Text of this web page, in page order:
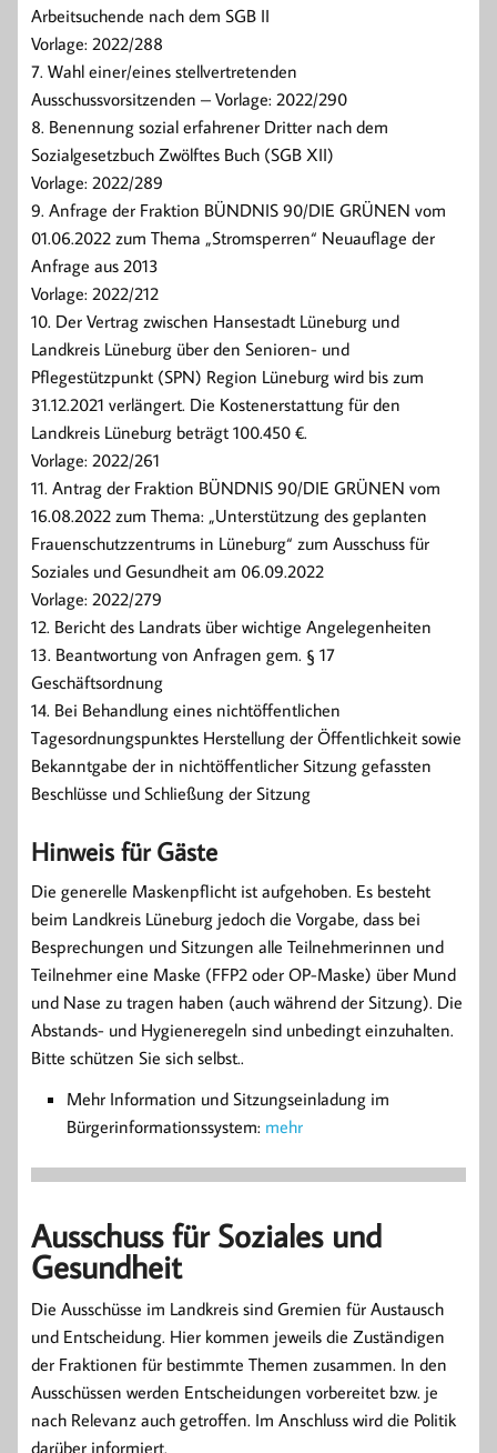
Arbeitsuchende nach dem SGB II
Vorlage: 2022/288
7. Wahl einer/eines stellvertretenden
Ausschussvorsitzenden – Vorlage: 2022/290
8. Benennung sozial erfahrener Dritter nach dem
Sozialgesetzbuch Zwölftes Buch (SGB XII)
Vorlage: 2022/289
9. Anfrage der Fraktion BÜNDNIS 90/DIE GRÜNEN vom
01.06.2022 zum Thema „Stromsperren“ Neuauflage der
Anfrage aus 2013
Vorlage: 2022/212
10. Der Vertrag zwischen Hansestadt Lüneburg und
Landkreis Lüneburg über den Senioren- und
Pflegestützpunkt (SPN) Region Lüneburg wird bis zum
31.12.2021 verlängert. Die Kostenerstattung für den
Landkreis Lüneburg beträgt 100.450 €.
Vorlage: 2022/261
11. Antrag der Fraktion BÜNDNIS 90/DIE GRÜNEN vom
16.08.2022 zum Thema: „Unterstützung des geplanten
Frauenschutzzentrums in Lüneburg“ zum Ausschuss für
Soziales und Gesundheit am 06.09.2022
Vorlage: 2022/279
12. Bericht des Landrats über wichtige Angelegenheiten
13. Beantwortung von Anfragen gem. § 17
Geschäftsordnung
14. Bei Behandlung eines nichtöffentlichen
Tagesordnungspunktes Herstellung der Öffentlichkeit sowie
Bekanntgabe der in nichtöffentlicher Sitzung gefassten
Beschlüsse und Schließung der Sitzung
Hinweis für Gäste
Die generelle Maskenpflicht ist aufgehoben. Es besteht
beim Landkreis Lüneburg jedoch die Vorgabe, dass bei
Besprechungen und Sitzungen alle Teilnehmerinnen und
Teilnehmer eine Maske (FFP2 oder OP-Maske) über Mund
und Nase zu tragen haben (auch während der Sitzung). Die
Abstands- und Hygieneregeln sind unbedingt einzuhalten.
Bitte schützen Sie sich selbst..
Mehr Information und Sitzungseinladung im
Bürgerinformationssystem: mehr
Ausschuss für Soziales und
Gesundheit
Die Ausschüsse im Landkreis sind Gremien für Austausch
und Entscheidung. Hier kommen jeweils die Zuständigen
der Fraktionen für bestimmte Themen zusammen. In den
Ausschüssen werden Entscheidungen vorbereitet bzw. je
nach Relevanz auch getroffen. Im Anschluss wird die Politik
darüber informiert.